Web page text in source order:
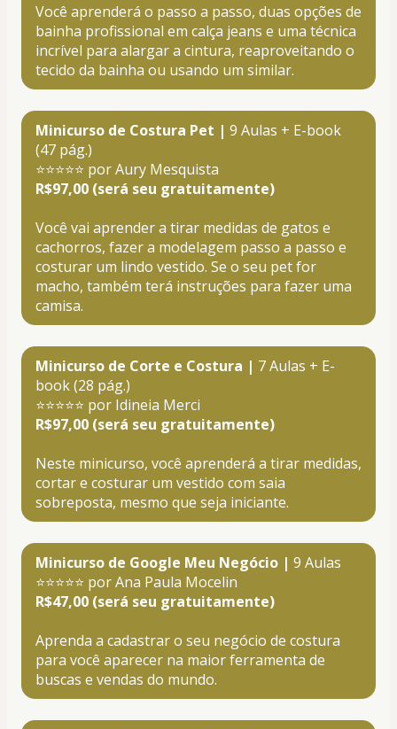
Você aprenderá o passo a passo, duas opções de
bainha profissional em calça jeans e uma técnica
incrível para alargar a cintura, reaproveitando o
tecido da bainha ou usando um similar.
Minicurso de Costura Pet | 9 Aulas + E-book
(47 pág.)
⭐⭐⭐⭐⭐ por Aury Mesquista
R$97,00 (será seu gratuitamente)
Você vai aprender a tirar medidas de gatos e
cachorros, fazer a modelagem passo a passo e
costurar um lindo vestido. Se o seu pet for
macho, também terá instruções para fazer uma
camisa.
Minicurso de Corte e Costura | 7 Aulas + E-
book (28 pág.)
⭐⭐⭐⭐⭐ por Idineia Merci
R$97,00 (será seu gratuitamente)
Neste minicurso, você aprenderá a tirar medidas,
cortar e costurar um vestido com saia
sobreposta, mesmo que seja iniciante.
Minicurso de Google Meu Negócio | 9 Aulas
⭐⭐⭐⭐⭐ por Ana Paula Mocelin
R$47,00 (será seu gratuitamente)
Aprenda a cadastrar o seu negócio de costura
para você aparecer na maior ferramenta de
buscas e vendas do mundo.